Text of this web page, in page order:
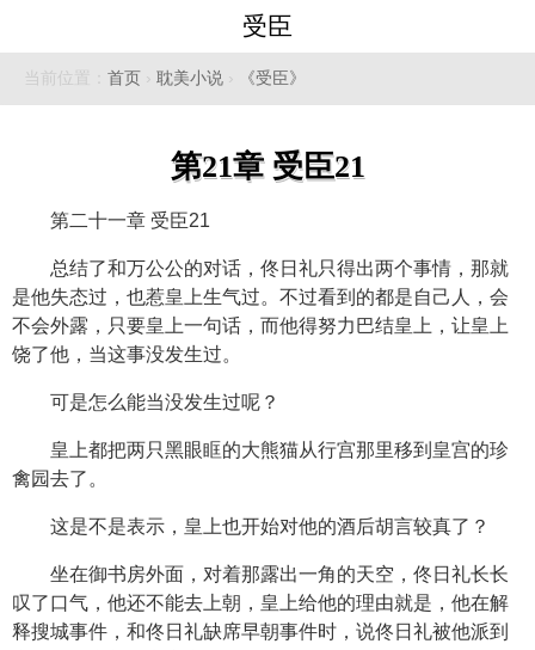
受臣
当前位置： 首页 › 耽美小说 › 《受臣》
第21章 受臣21
第二十一章 受臣21
总结了和万公公的对话，佟日礼只得出两个事情，那就
是他失态过，也惹皇上生气过。不过看到的都是自己人，会
不会外露，只要皇上一句话，而他得努力巴结皇上，让皇上
饶了他，当这事没发生过。
可是怎么能当没发生过呢？
皇上都把两只黑眼眶的大熊猫从行宫那里移到皇宫的珍
禽园去了。
这是不是表示，皇上也开始对他的酒后胡言较真了？
坐在御书房外面，对着那露出一角的天空，佟日礼长长
叹了口气，他还不能去上朝，皇上给他的理由就是，他在解
释搜城事件，和佟日礼缺席早朝事件时，说佟日礼被他派到